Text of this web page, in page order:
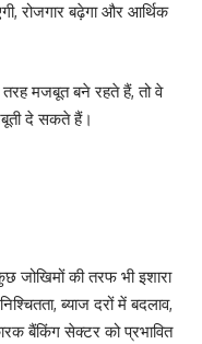
रोजगार बढ़ेगा और आर्थिक
तरह मजबूत बने रहते हैं, तो वे
दे सकते हैं।
जोखिमों की तरफ भी इशारा
ब्याज दरों में बदलाव,
बैंकिंग सेक्टर को प्रभावित